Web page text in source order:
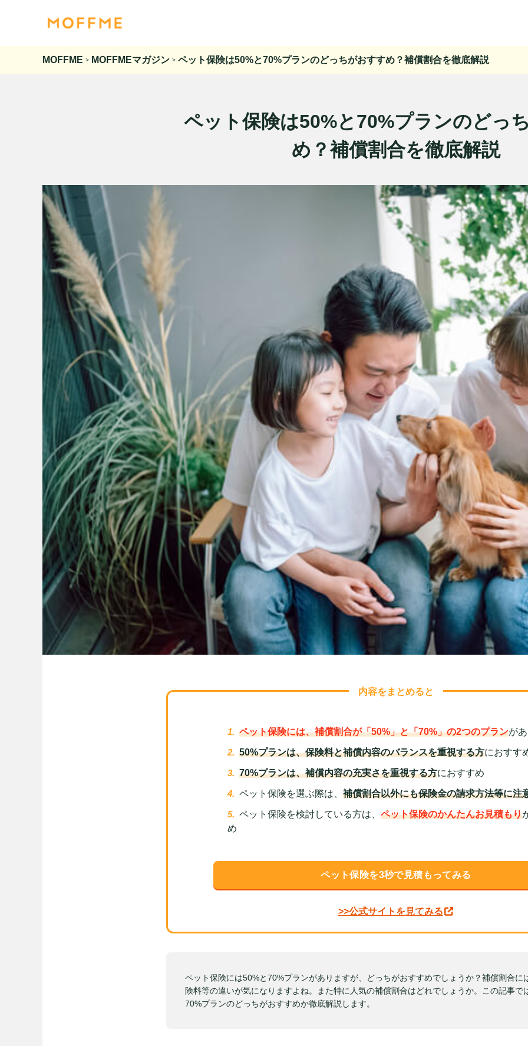
MOFFME > MOFFMEマガジン > ペット保険は50%と70%プランのどっちがおすすめ？補償割合を徹底解説
ペット保険は50%と70%プランのどっ
め？補償割合を徹底解説
内容をまとめると
ペット保険には、補償割合が「50%」と「70%」の2つのプランが
50%プランは、保険料と補償内容のバランスを重視する方におすす
70%プランは、補償内容の充実さを重視する方におすすめ
ペット保険を選ぶ際は、補償割合以外にも保険金の請求方法等に注
ペット保険を検討している方は、ペット保険のかんたんお見積もり
め
ペット保険を3秒で見積もってみる
>>公式サイトを見てみる
ペット保険には50%と70%プランがありますが、どっちがおすすめでしょうか？補償割合に
険料等の違いが気になりますよね。また特に人気の補償割合はどれでしょうか。この記事で
70%プランのどっちがおすすめか徹底解説します。